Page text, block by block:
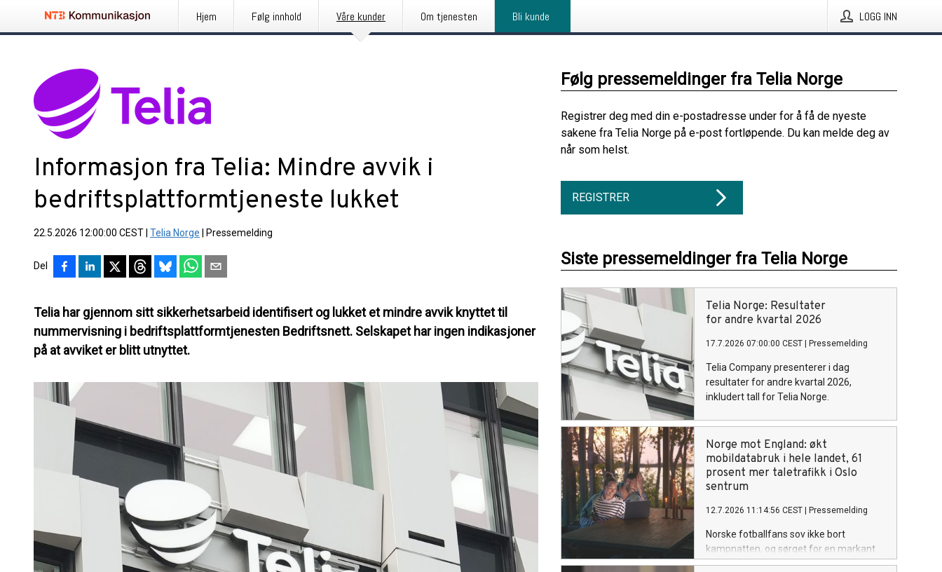
Hjem Følg innhold Våre kunder Om tjenesten Bli kunde LOGG INN
Informasjon fra Telia: Mindre avvik i
bedriftsplattformtjeneste lukket
22.5.2026 12:00:00 CEST Telia Norge Pressemelding
Del
Telia har gjennom sitt sikkerhetsarbeid identifisert og lukket et mindre avvik knyttet til
nummervisning i bedriftsplattformtjenesten Bedriftsnett. Selskapet har ingen indikasjoner
på at avviket er blitt utnyttet.
Følg pressemeldinger fra Telia Norge
Registrer deg med din e-postadresse under for å få de nyeste
sakene fra Telia Norge på e-post fortløpende. Du kan melde deg av
når som helst.
REGISTRER
Siste pressemeldinger fra Telia Norge
Telia Norge: Resultater
for andre kvartal 2026
17.7.2026 07:00:00 CEST Pressemelding
Telia Company presenterer i dag
resultater for andre kvartal 2026,
inkludert tall for Telia Norge.
Norge mot England: økt
mobildatabruk i hele landet, 61
prosent mer taletrafikk i Oslo
sentrum
12.7.2026 11:14:56 CEST Pressemelding
Norske fotballfans sov ikke bort
kampnatten, og sørget for en markant
økning i bruk av mobildata under Norges